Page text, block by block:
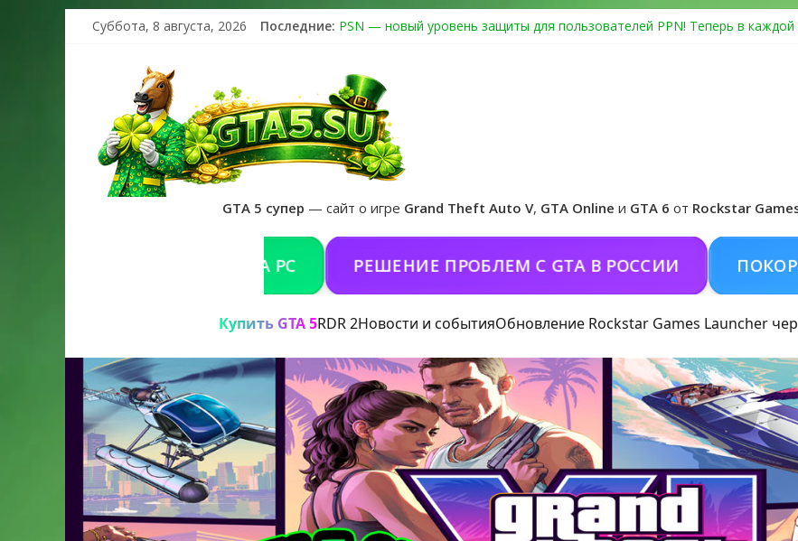
Суббота, 8 августа, 2026 Последние: PSN — новый уровень защиты для пользователей PPN! Теперь в каждой
Получайте особые награды в GTA Online по программе Fine Art Collector
GTA 6 официальная обложка игры и Предзаказ Grand Theft Auto VI
GTA 5 супер — сайт о игре Grand Theft Auto V, GTA Online и GTA 6 от Rockstar
РЕШЕНИЕ ПРОБЛЕМ С GTA В РОССИИ
Купить GTA 5RDR 2Новости и событияОбновление Rockstar Games Launcher